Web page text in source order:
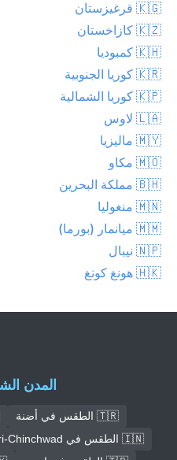
🇰🇬 قرغيزستان
🇰🇿 كازاخستان
🇰🇭 كمبوديا
🇰🇷 كوريا الجنوبية
🇰🇵 كوريا الشمالية
🇱🇦 لاوس
🇲🇾 ماليزيا
🇲🇴 مكاو
🇧🇭 مملكة البحرين
🇲🇳 منغوليا
🇲🇲 ميانمار (بورما)
🇳🇵 نيبال
🇭🇰 هونغ كونغ
المدن
🇹🇷 الطقس في أضنة
🇮🇳 الطقس في Pimpri-Chinchwad